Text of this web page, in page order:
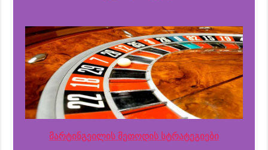
მარტინგეილის მეთოდის სტრატეგიები